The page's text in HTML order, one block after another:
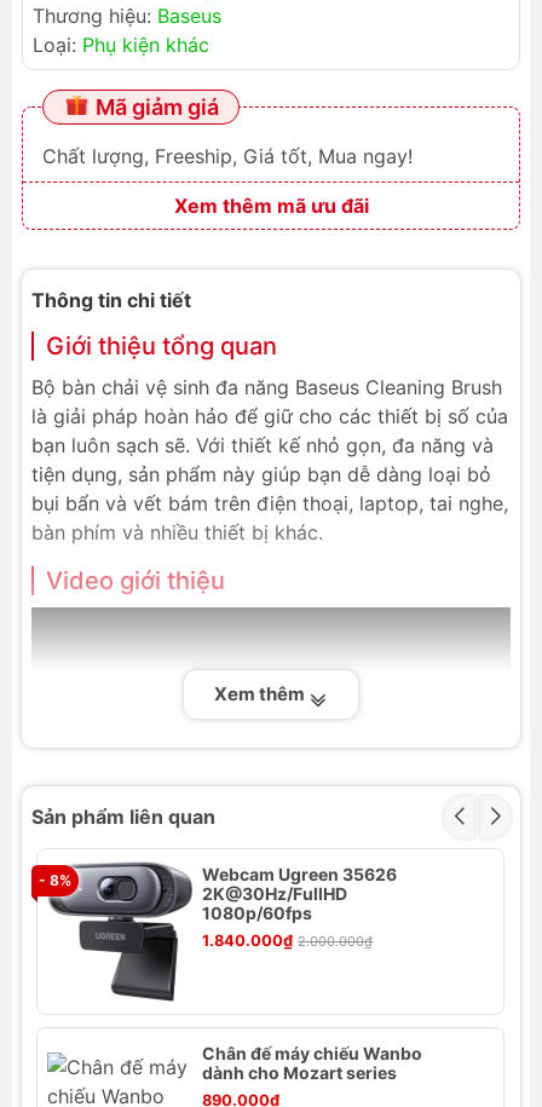
Thương hiệu: Baseus
Loại: Phụ kiện khác
Mã giảm giá
Chất lượng, Freeship, Giá tốt, Mua ngay!
Xem thêm mã ưu đãi
Thông tin chi tiết
Giới thiệu tổng quan
Bộ bàn chải vệ sinh đa năng Baseus Cleaning Brush
là giải pháp hoàn hảo để giữ cho các thiết bị số của
bạn luôn sạch sẽ. Với thiết kế nhỏ gọn, đa năng và
tiện dụng, sản phẩm này giúp bạn dễ dàng loại bỏ
bụi bẩn và vết bám trên điện thoại, laptop, tai nghe,
bàn phím và nhiều thiết bị khác.
Video giới thiệu
Thông số kỹ thuật
Thương hiệu: Baseus
Tên sản phẩm: Baseus Cleaning Brush
Xem thêm
Sản phẩm liên quan
- 8%
Webcam Ugreen 35626
2K@30Hz/FullHD
1080p/60fps
1.840.000₫ 2.000.000₫
Chân đế máy chiếu Wanbo
dành cho Mozart series
890.000₫